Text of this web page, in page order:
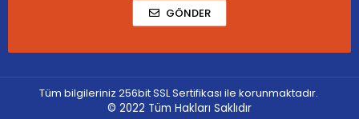
GÖNDER
Tüm bilgileriniz 256bit SSL Sertifikası ile korunmaktadır.
© 2022 Tüm Hakları Saklıdır